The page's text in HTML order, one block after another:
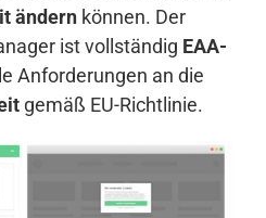
ändern können. Der
ist vollständig EAA-
Anforderungen an die
gemäß EU-Richtlinie.